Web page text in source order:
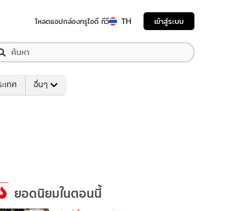
โหลดแอปกล่องทรูไอดี ทีวี TH เข้าสู่ระบบ
เทศ อื่นๆ
ยอดนิยมในตอนนี้